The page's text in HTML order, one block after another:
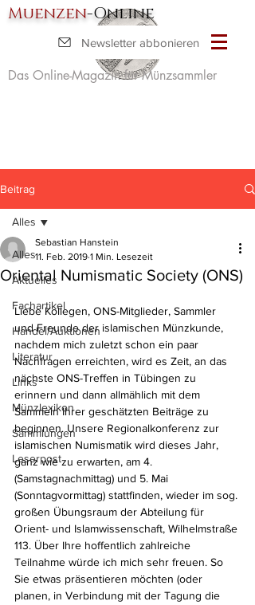
Muenzen-Online
Das Online-Magazin für Münzsammler
Newsletter abbonieren
Beitrag
Alles
Aktuelles
Fachartikel
Handel/Auktionen
Literatur
Links
Münzlexikon
Sammlungen
Leserpost
Alles
Oriental Numismatic Society (ONS)
Sebastian Hanstein
11. Feb. 2019 1 Min. Lesezeit
Liebe Kollegen, ONS-Mitglieder, Sammler
und Freunde der islamischen Münzkunde,
nachdem mich zuletzt schon ein paar
Nachfragen erreichten, wird es Zeit, an das
nächste ONS-Treffen in Tübingen zu
erinnern und dann allmählich mit dem
Sammeln Ihrer geschätzten Beiträge zu
beginnen. Unsere Regionalkonferenz zur
islamischen Numismatik wird dieses Jahr,
ganz wie zu erwarten, am 4.
(Samstagnachmittag) und 5. Mai
(Sonntagvormittag) stattfinden, wieder im sog.
großen Übungsraum der Abteilung für
Orient- und Islamwissenschaft, Wilhelmstraße
113. Über Ihre hoffentlich zahlreiche
Teilnahme würde ich mich sehr freuen. So
Sie etwas präsentieren möchten (oder
planen, in Verbindung mit der Tagung die